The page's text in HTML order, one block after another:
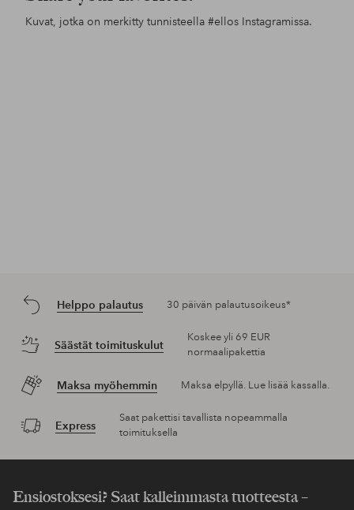
Kuvat, jotka on merkitty tunnisteella #ellos Instagramissa.
Helppo palautus 30 päivän palautusoikeus*
Säästät toimituskulut
Koskee yli 69 EUR
normaalipakettia
Maksa myöhemmin Maksa elpyllä. Lue lisää kassalla.
Express
Saat pakettisi tavallista nopeammalla
toimituksella
Ensiostoksesi? Saat kalleimmasta tuotteesta –